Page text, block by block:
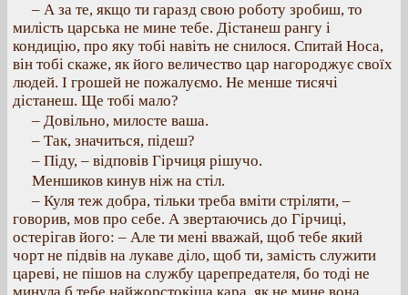
– А за те, якщо ти гаразд свою роботу зробиш, то
милість царська не мине тебе. Дістанеш рангу і
кондицію, про яку тобі навіть не снилося. Спитай Носа,
він тобі скаже, як його величество цар нагороджує своїх
людей. І грошей не пожалуємо. Не менше тисячі
дістанеш. Ще тобі мало?
– Довільно, милосте ваша.
– Так, значиться, підеш?
– Піду, – відповів Гірчиця рішучо.
Меншиков кинув ніж на стіл.
– Куля теж добра, тільки треба вміти стріляти, –
говорив, мов про себе. А звертаючись до Гірчиці,
остерігав його: – Але ти мені вважай, щоб тебе який
чорт не підвів на лукаве діло, щоб ти, замість служити
цареві, не пішов на службу царепредателя, бо тоді не